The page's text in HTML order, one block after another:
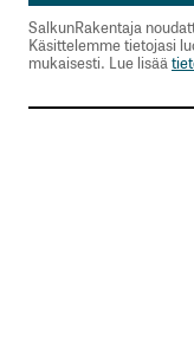
SalkunRakentaja
Käsittelemme tietojasi
mukaisesti. Lue lisää